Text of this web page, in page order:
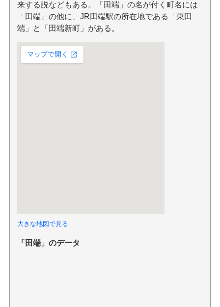
来する説などもある。「田端」の名が付く町名には
「田端」の他に、JR田端駅の所在地である「東田
端」と「田端新町」がある。
大きな地図で見る
「田端」のデータ